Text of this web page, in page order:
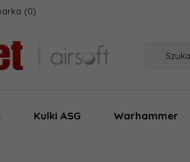
Kulki ASG Warhammer